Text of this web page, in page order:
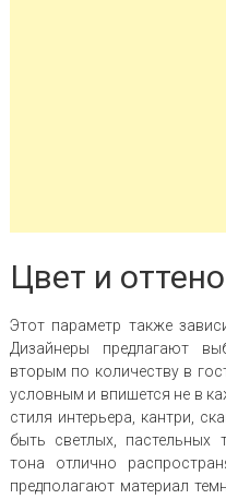
Цвет и
Этот параметр также
Дизайнеры предлагают
вторым по количеству в
условным и впишется не в
стиля интерьера, кантри,
быть светлых,
тона отлично
предполагают материал